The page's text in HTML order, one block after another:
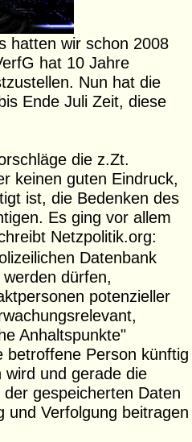
hatten wir schon 2008
hat 10 Jahre
Nun hat die
Ende Juli Zeit, diese
die z.Zt.
keinen guten Eindruck,
ist, die Bedenken des
Es ging vor allem
Netzpolitik.org:
Datenbank
dürfen,
potenzieller
Anhaltspunkte"
betroffene Person künftig
und gerade die
gespeicherten Daten
und Verfolgung beitragen